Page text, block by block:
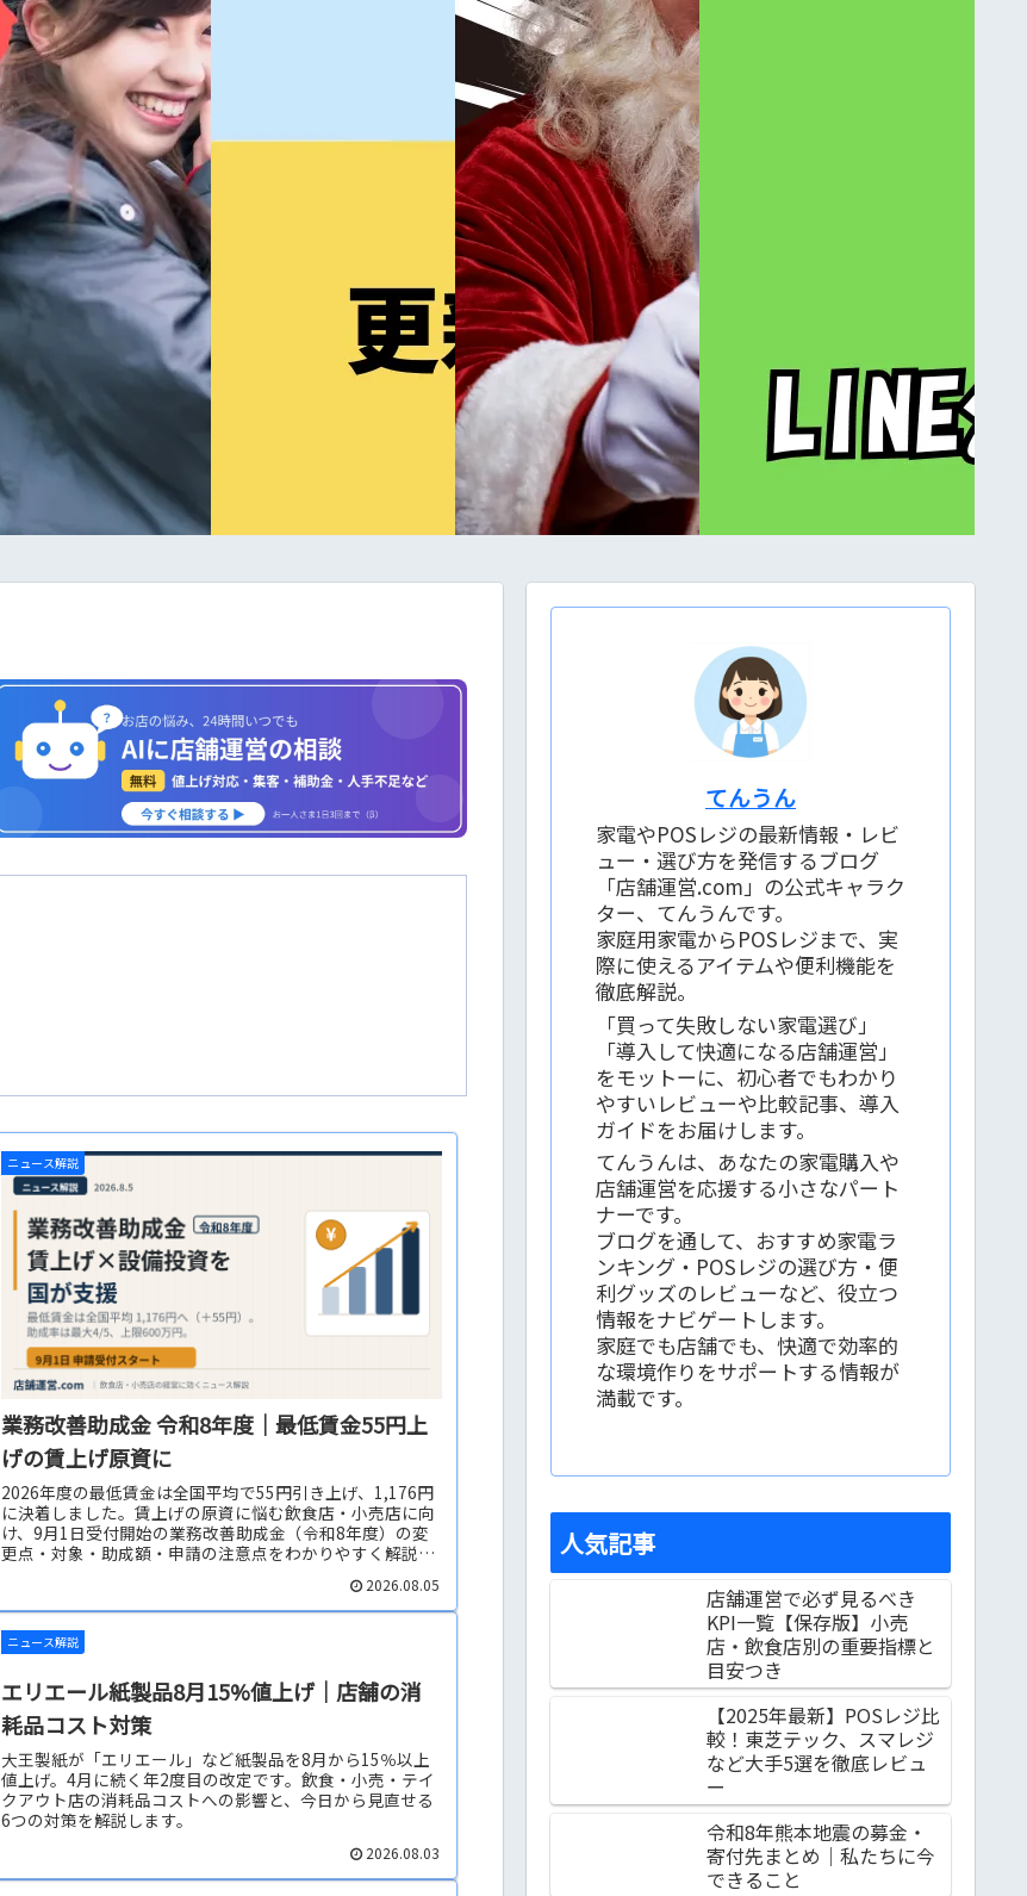
ニュース解説
業務改善助成金 令和8年度｜最低賃金55円上
げの賃上げ原資に
2026年度の最低賃金は全国平均で55円引き上げ、1,176円
に決着しました。賃上げの原資に悩む飲食店・小売店に向
け、9月1日受付開始の業務改善助成金（令和8年度）の変
更点・対象・助成額・申請の注意点をわかりやすく解説し
2026.08.05
ニュース解説
エリエール紙製品8月15%値上げ｜店舗の消
耗品コスト対策
大王製紙が「エリエール」など紙製品を8月から15％以上
値上げ。4月に続く年2度目の改定です。飲食・小売・テイ
クアウト店の消耗品コストへの影響と、今日から見直せる
6つの対策を解説します。
2026.08.03
てんうん
家電やPOSレジの最新情報・レビ
ュー・選び方を発信するブログ
「店舗運営.com」の公式キャラク
ター、てんうんです。
家庭用家電からPOSレジまで、実
際に使えるアイテムや便利機能を
徹底解説。
「買って失敗しない家電選び」
「導入して快適になる店舗運営」
をモットーに、初心者でもわかり
やすいレビューや比較記事、導入
ガイドをお届けします。
てんうんは、あなたの家電購入や
店舗運営を応援する小さなパート
ナーです。
ブログを通して、おすすめ家電ラ
ンキング・POSレジの選び方・便
利グッズのレビューなど、役立つ
情報をナビゲートします。
家庭でも店舗でも、快適で効率的
な環境作りをサポートする情報が
満載です。
人気記事
店舗運営で必ず見るべき
KPI一覧【保存版】小売
店・飲食店別の重要指標と
目安つき
【2025年最新】POSレジ比
較！東芝テック、スマレジ
など大手5選を徹底レビュ
ー
令和8年熊本地震の募金・
寄付先まとめ｜私たちに今
できること